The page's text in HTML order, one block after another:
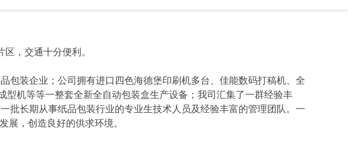
，交通十分便利。
包装企业；公司拥有进口四色海德堡印刷机多台、佳能数码打稿机、全
型机等等一整套全新全自动包装盒生产设备；我司汇集了一群经验丰
批长期从事纸品包装行业的专业生技术人员及经验丰富的管理团队。一
展，创造良好的供求环境。